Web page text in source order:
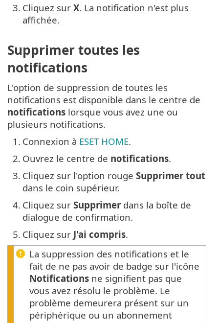
3. Cliquez sur X. La notification n'est plus
affichée.
Supprimer toutes les
notifications
L'option de suppression de toutes les
notifications est disponible dans le centre de
notifications lorsque vous avez une ou
plusieurs notifications.
1. Connexion à ESET HOME.
2. Ouvrez le centre de notifications.
3. Cliquez sur l'option rouge Supprimer tout
dans le coin supérieur.
4. Cliquez sur Supprimer dans la boîte de
dialogue de confirmation.
5. Cliquez sur J'ai compris.
La suppression des notifications et le
fait de ne pas avoir de badge sur l'icône
Notifications ne signifient pas que
vous avez résolu le problème. Le
problème demeurera présent sur un
périphérique ou un abonnement